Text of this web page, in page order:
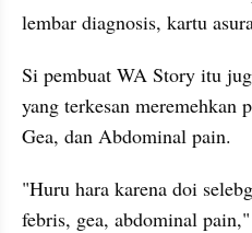
lembar diagnosis, kartu
Si pembuat WA Story itu
yang terkesan meremehkan
Gea, dan Abdominal pain.
"Huru hara karena doi
febris, gea, abdominal